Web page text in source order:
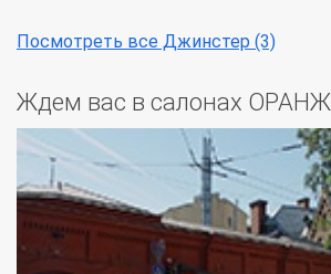
Посмотреть все Джинстер (3)
Ждем вас в салонах ОРАНЖ